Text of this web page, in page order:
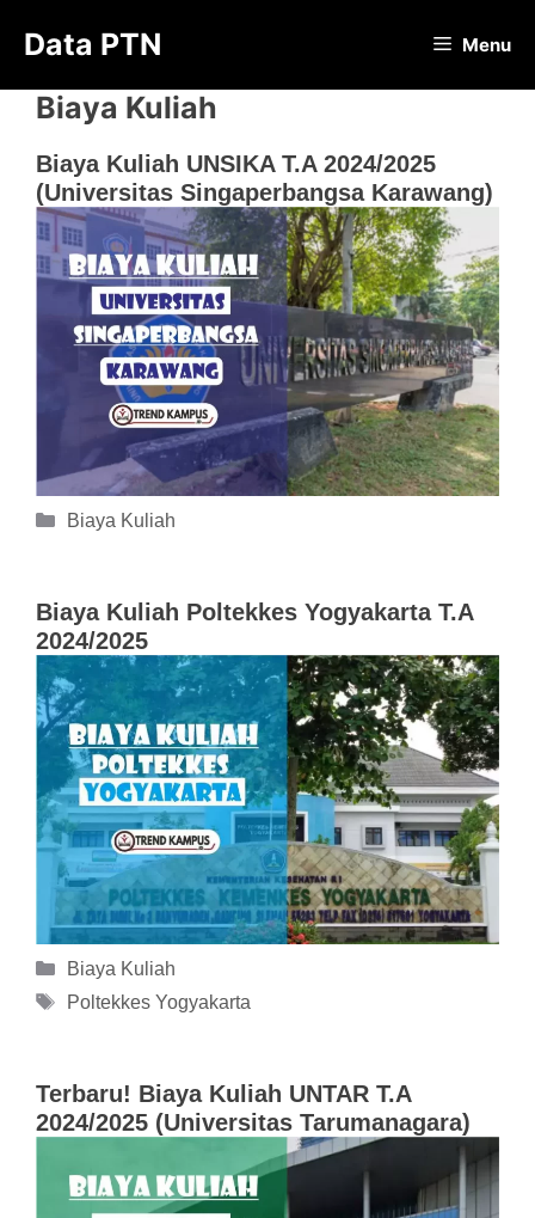
Data PTN Menu
Biaya Kuliah
Biaya Kuliah UNSIKA T.A 2024/2025
(Universitas Singaperbangsa Karawang)
Kategori
Biaya Kuliah
Biaya Kuliah Poltekkes Yogyakarta T.A
2024/2025
Kategori
Biaya Kuliah
Tag
Poltekkes Yogyakarta
Terbaru! Biaya Kuliah UNTAR T.A
2024/2025 (Universitas Tarumanagara)